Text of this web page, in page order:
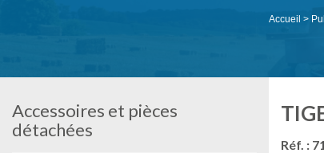
Accueil >
Accessoires et pièces
détachées
Réf. :